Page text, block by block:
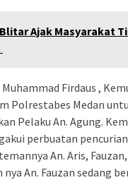
Ajak Masyarakat
Firdaus ,
Polrestabes Medan
Pelaku An. Agung.
perbuatan
An. Aris,
An. Fauzan sedang